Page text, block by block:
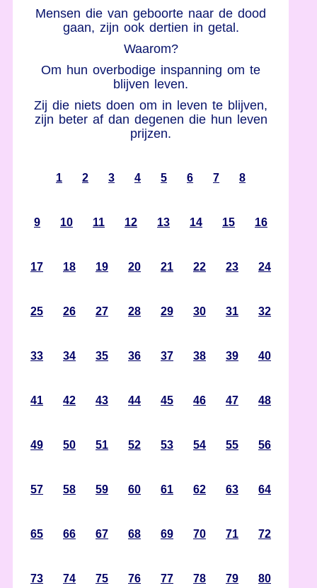
Mensen die van geboorte naar de dood
gaan, zijn ook dertien in getal.
Waarom?
Om hun overbodige inspanning om te
blijven leven.
Zij die niets doen om in leven te blijven,
zijn beter af dan degenen die hun leven
prijzen.
1 2 3 4 5 6 7 8
9 10 11 12 13 14 15 16
17 18 19 20 21 22 23 24
25 26 27 28 29 30 31 32
33 34 35 36 37 38 39 40
41 42 43 44 45 46 47 48
49 50 51 52 53 54 55 56
57 58 59 60 61 62 63 64
65 66 67 68 69 70 71 72
73 74 75 76 77 78 79 80